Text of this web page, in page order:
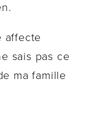
affecte
sais pas ce
ma famille